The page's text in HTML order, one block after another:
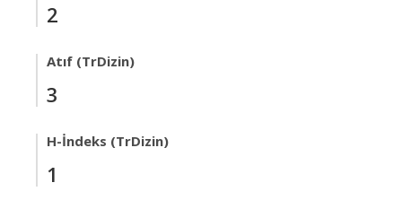
2
Atıf (TrDizin)
3
H-İndeks (TrDizin)
1